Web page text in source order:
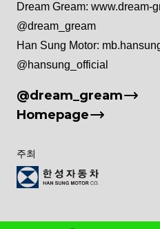
Dream Gream: www.dream-
@dream_gream
Han Sung Motor:
@hansung_official
@dream_gream
Homepage
주최